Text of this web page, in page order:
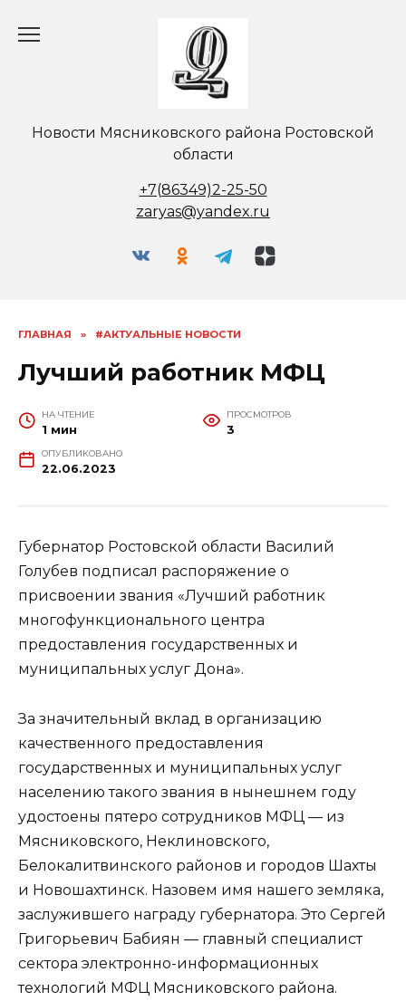
Новости Мясниковского района Ростовской
области
+7(86349)2-25-50
zaryas@yandex.ru
ГЛАВНАЯ » #АКТУАЛЬНЫЕ НОВОСТИ
Лучший работник МФЦ
НА ЧТЕНИЕ
1 мин
ПРОСМОТРОВ
3
ОПУБЛИКОВАНО
22.06.2023
Губернатор Ростовской области Василий
Голубев подписал распоряжение о
присвоении звания «Лучший работник
многофункционального центра
предоставления государственных и
муниципальных услуг Дона».
За значительный вклад в организацию
качественного предоставления
государственных и муниципальных услуг
населению такого звания в нынешнем году
удостоены пятеро сотрудников МФЦ — из
Мясниковского, Неклиновского,
Белокалитвинского районов и городов Шахты
и Новошахтинск. Назовем имя нашего земляка,
заслужившего награду губернатора. Это Сергей
Григорьевич Бабиян — главный специалист
сектора электронно-информационных
технологий МФЦ Мясниковского района.